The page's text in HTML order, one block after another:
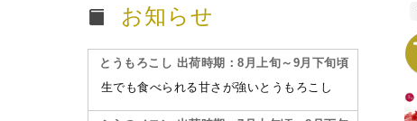
お知らせ
とうもろこし 出荷時期：8月上旬～9月下旬頃
生でも食べられる甘さが強いとうもろこし